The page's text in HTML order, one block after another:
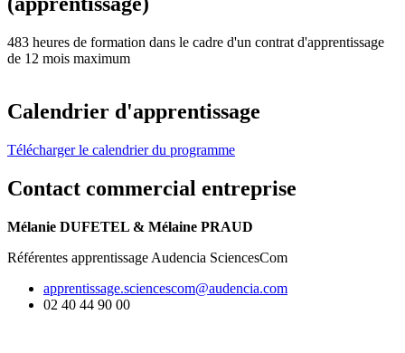
483 heures de formation dans le cadre d'un contrat d'apprentissage
de 12 mois maximum
Calendrier d'apprentissage
Télécharger le calendrier du programme
Contact commercial entreprise
Mélanie DUFETEL & Mélaine PRAUD
Référentes apprentissage Audencia SciencesCom
apprentissage.sciencescom@audencia.com
02 40 44 90 00